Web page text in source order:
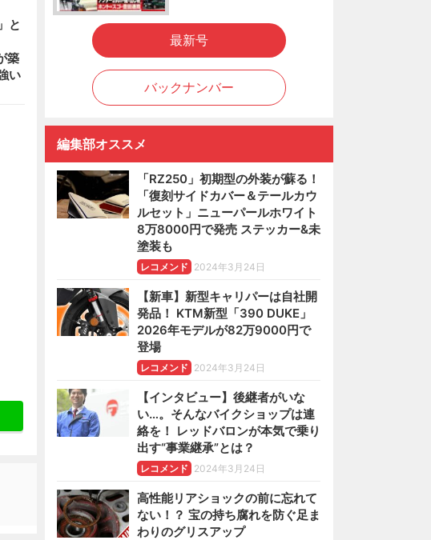
と
築
い
最新号
バックナンバー
編集部オススメ
「RZ250」初期型の外装が蘇る！
「復刻サイドカバー＆テールカウ
ルセット」ニューパールホワイト
8万8000円で発売 ステッカー&未
塗装も
レコメンド 2024年3月24日
【新車】新型キャリパーは自社開
発品！ KTM新型「390 DUKE」
2026年モデルが82万9000円で
登場
レコメンド 2024年3月24日
【インタビュー】後継者がいな
い…。そんなバイクショップは連
絡を！ レッドバロンが本気で乗り
出す“事業継承”とは？
レコメンド 2024年3月24日
高性能リアショックの前に忘れて
ない！？ 宝の持ち腐れを防ぐ足ま
わりのグリスアップ